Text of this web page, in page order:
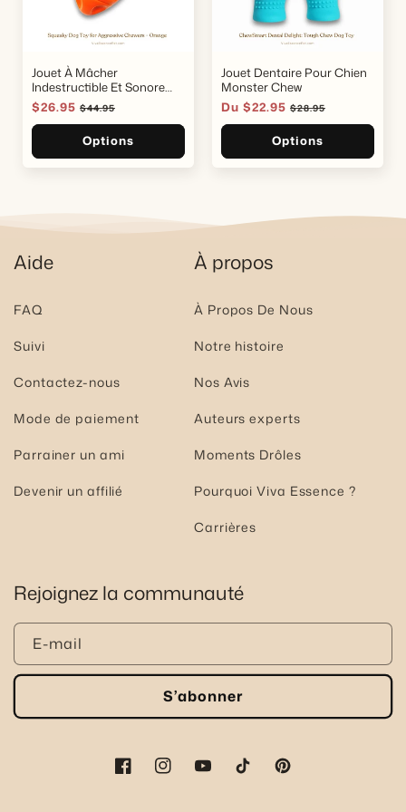
Jouet À Mâcher
Indestructible Et Sonore
Pour Chien
Prix
soldé
$26.95 Prix
habituel
$44.95
Options
Jouet Dentaire Pour Chien
Monster Chew
Prix
soldé
Du $22.95 Prix
habituel
$28.95
Options
Aide
FAQ
Suivi
Contactez-nous
Mode de paiement
Parrainer un ami
Devenir un affilié
À propos
À Propos De Nous
Notre histoire
Nos Avis
Auteurs experts
Moments Drôles
Pourquoi Viva Essence ?
Carrières
Rejoignez la communauté
E-mail
S’abonner
FacebookInstagramYouTubeTikTokPinterest